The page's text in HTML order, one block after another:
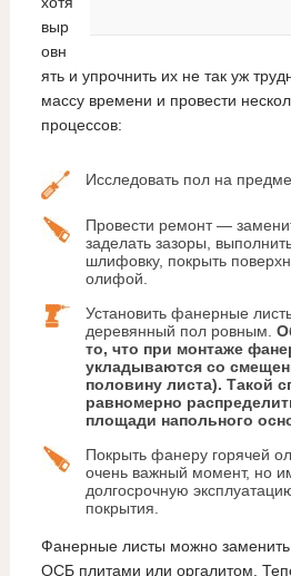
выр
овн
ять и упрочнить их не так уж
массу времени и провести
процессов:
Исследовать пол на
Провести ремонт —
заделать зазоры,
шлифовку, покрыть
олифой.
Установить фанерные
деревянный пол ровным.
то, что при монтаже
укладываются со
половину листа). Такой
равномерно
площади напольного
Покрыть фанеру горячей
очень важный момент, но
долгосрочную
покрытия.
Фанерные листы можно заменить
ОСБ плитами или оргалитом.